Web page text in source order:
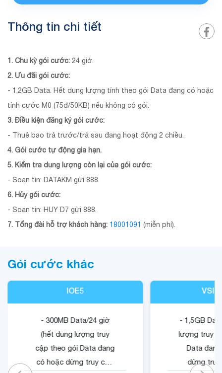
Thông tin chi tiết
1. Chu kỳ gói cước: 24 giờ.
2. Ưu đãi gói cước:
- 1,2GB Data. Hết dung lượng tính theo gói Data đang có hoặc
tính cước M0 (75đ/50KB) nếu không có gói.
3. Điều kiện đăng ký gói cước:
- Thuê bao trả trước/trả sau đang hoạt động 2 chiều.
4. Gói cước tự động gia hạn.
5. Kiểm tra dung lượng còn lại của gói cước:
- Soạn tin: DATAKM gửi 888.
6. Hủy gói cước:
- Soạn tin: HUY D7 gửi 888.
7. Tổng đài hỗ trợ khách hàng: 18001091 (miễn phí).
Gói cước khác
IOE5
- 300MB Data/24 giờ
(hết dung lượng truy
cập theo gói Data đang
có hoặc dừng truy cập
- 1,5GB
lượng truy
Data
dừng truy